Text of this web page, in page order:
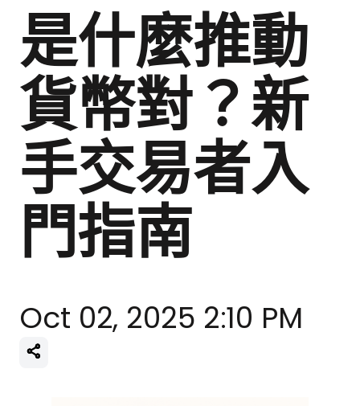
是什麼推動
貨幣對？新
手交易者入
門指南
Oct 02, 2025 2:10 PM